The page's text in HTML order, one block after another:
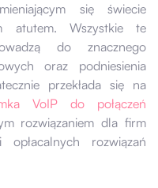
się świecie
atutem. Wszystkie te
do znacznego
oraz podniesienia
przekłada się na
VoIP do połączeń
rozwiązaniem dla firm
rozwiązań